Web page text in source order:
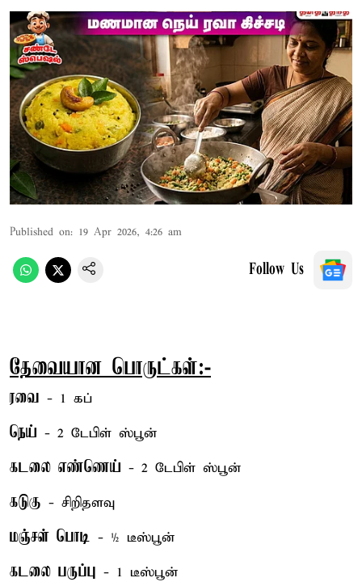
Published on: 19 Apr 2026, 4:26 am
Follow Us
தேவையான பொருட்கள்:-
ரவை - 1 கப்
நெய் - 2 டேபிள் ஸ்பூன்
கடலை எண்ணெய் - 2 டேபிள் ஸ்பூன்
கடுகு - சிறிதளவு
மஞ்சள் பொடி - ½ டீஸ்பூன்
கடலை பருப்பு - 1 டீஸ்பூன்